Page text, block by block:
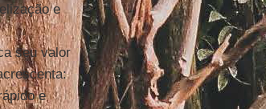
e
seu valor
e